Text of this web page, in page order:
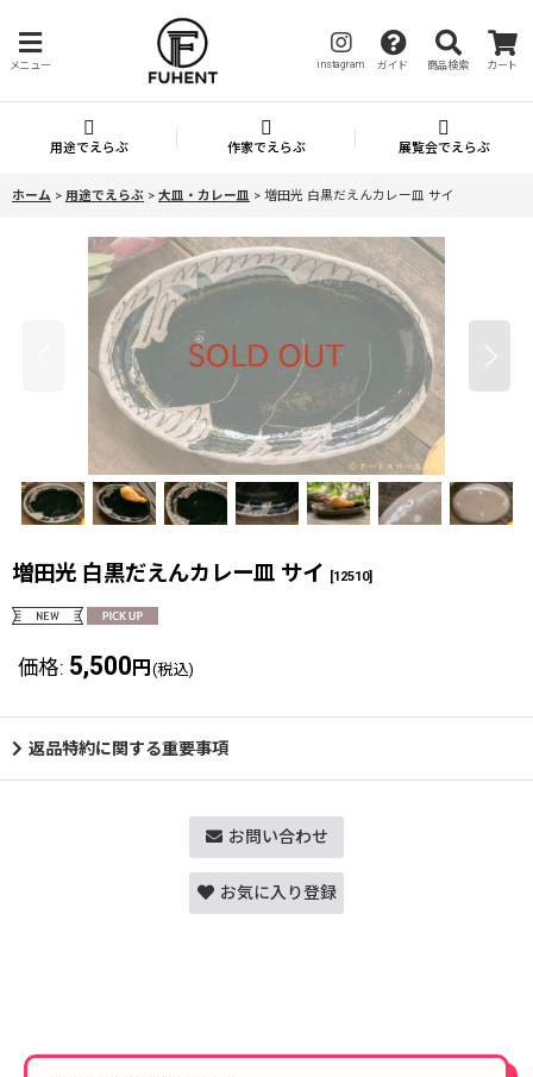
メニュー instagram ガイド 商品検索 カート
用途でえらぶ 作家でえらぶ 展覧会でえらぶ
ホーム > 用途でえらぶ > 大皿・カレー皿 > 増田光 白黒だえんカレー皿 サイ
増田光 白黒だえんカレー皿 サイ [12510]
価格: 5,500 円 (税込)
返品特約に関する重要事項
お問い合わせ
お気に入り登録